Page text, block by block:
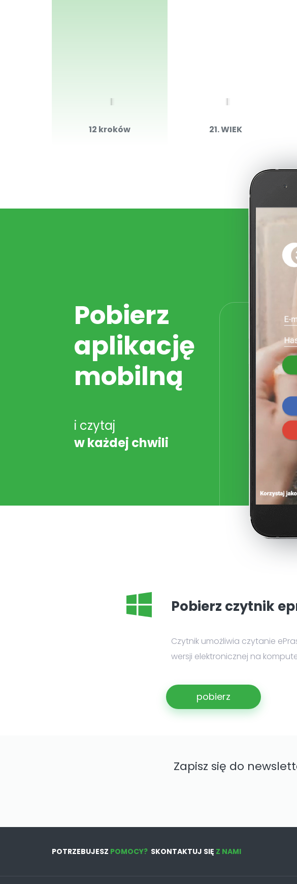
12 kroków 21. WIEK
Pobierz
aplikację
mobilną
i czytaj
w każdej chwili
Pobierz czytnik
Czytnik umożliwia czytanie
wersji elektronicznej na
pobierz
Zapisz się do
POTRZEBUJESZ POMOCY? SKONTAKTUJ SIĘ Z NAMI